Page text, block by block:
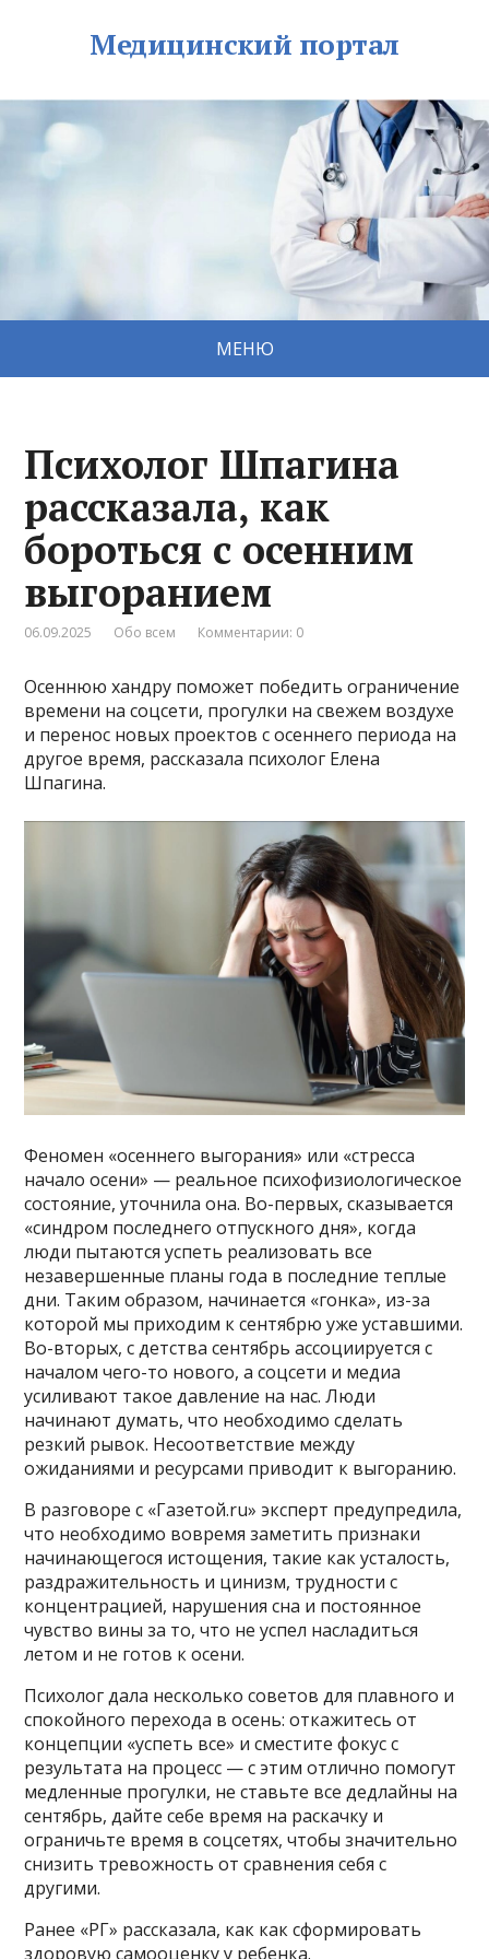
Медицинский портал
МЕНЮ
Психолог Шпагина
рассказала, как
бороться с осенним
выгоранием
06.09.2025 Обо всем Комментарии: 0
Осеннюю хандру поможет победить ограничение
времени на соцсети, прогулки на свежем воздухе
и перенос новых проектов с осеннего периода на
другое время, рассказала психолог Елена
Шпагина.
Феномен «осеннего выгорания» или «стресса
начало осени» — реальное психофизиологическое
состояние, уточнила она. Во-первых, сказывается
«синдром последнего отпускного дня», когда
люди пытаются успеть реализовать все
незавершенные планы года в последние теплые
дни. Таким образом, начинается «гонка», из-за
которой мы приходим к сентябрю уже уставшими.
Во-вторых, с детства сентябрь ассоциируется с
началом чего-то нового, а соцсети и медиа
усиливают такое давление на нас. Люди
начинают думать, что необходимо сделать
резкий рывок. Несоответствие между
ожиданиями и ресурсами приводит к выгоранию.
В разговоре с «Газетой.ru» эксперт предупредила,
что необходимо вовремя заметить признаки
начинающегося истощения, такие как усталость,
раздражительность и цинизм, трудности с
концентрацией, нарушения сна и постоянное
чувство вины за то, что не успел насладиться
летом и не готов к осени.
Психолог дала несколько советов для плавного и
спокойного перехода в осень: откажитесь от
концепции «успеть все» и сместите фокус с
результата на процесс — с этим отлично помогут
медленные прогулки, не ставьте все дедлайны на
сентябрь, дайте себе время на раскачку и
ограничьте время в соцсетях, чтобы значительно
снизить тревожность от сравнения себя с
другими.
Ранее «РГ» рассказала, как как сформировать
здоровую самооценку у ребенка.